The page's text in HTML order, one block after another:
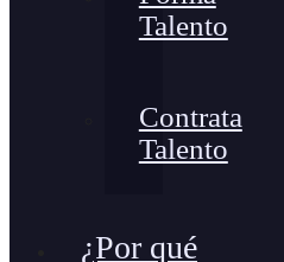
Talento
Contrata
Talento
¿Por qué